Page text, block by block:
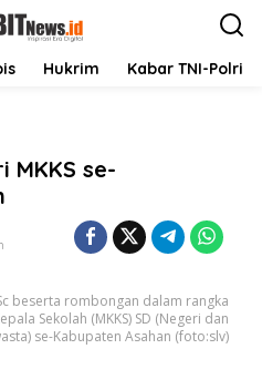
Hukrim Kabar TNI-Polri
MKKS se-
beserta rombongan dalam rangka
Sekolah (MKKS) SD (Negeri dan
se-Kabupaten Asahan (foto:slv)